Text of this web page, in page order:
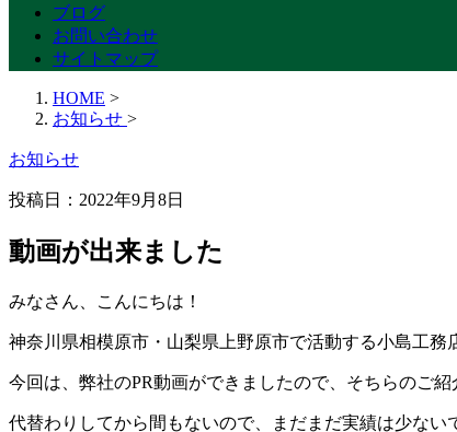
ブログ
お問い合わせ
サイトマップ
HOME >
お知らせ >
お知らせ
投稿日：2022年9月8日
動画が出来ました
みなさん、こんにちは！
神奈川県相模原市・山梨県上野原市で活動する小島工務
今回は、弊社のPR動画ができましたので、そちらのご紹
代替わりしてから間もないので、まだまだ実績は少ない